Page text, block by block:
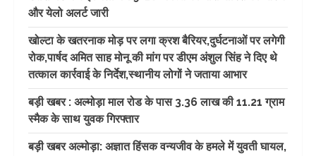
और येलो अलर्ट जारी
खोल्टा के खतरनाक मोड़ पर लगा क्रश बैरियर,दुर्घटनाओं पर लगेगी
रोक,पार्षद अमित साह मोनू की मांग पर डीएम अंशुल सिंह ने दिए थे
तत्काल कार्रवाई के निर्देश,स्थानीय लोगों ने जताया आभार
बड़ी खबर : अल्मोड़ा माल रोड के पास 3.36 लाख की 11.21 ग्राम
स्मैक के साथ युवक गिरफ्तार
बड़ी खबर अल्मोड़ा: अज्ञात हिंसक वन्यजीव के हमले में युवती घायल,